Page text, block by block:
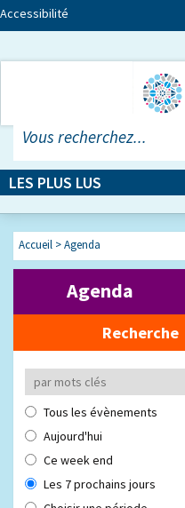
Accessibilité
LES PLUS LUS
Accueil >Agenda
Agenda
Recherche
Tous les évènements
Aujourd'hui
Ce week end
Les 7 prochains jours